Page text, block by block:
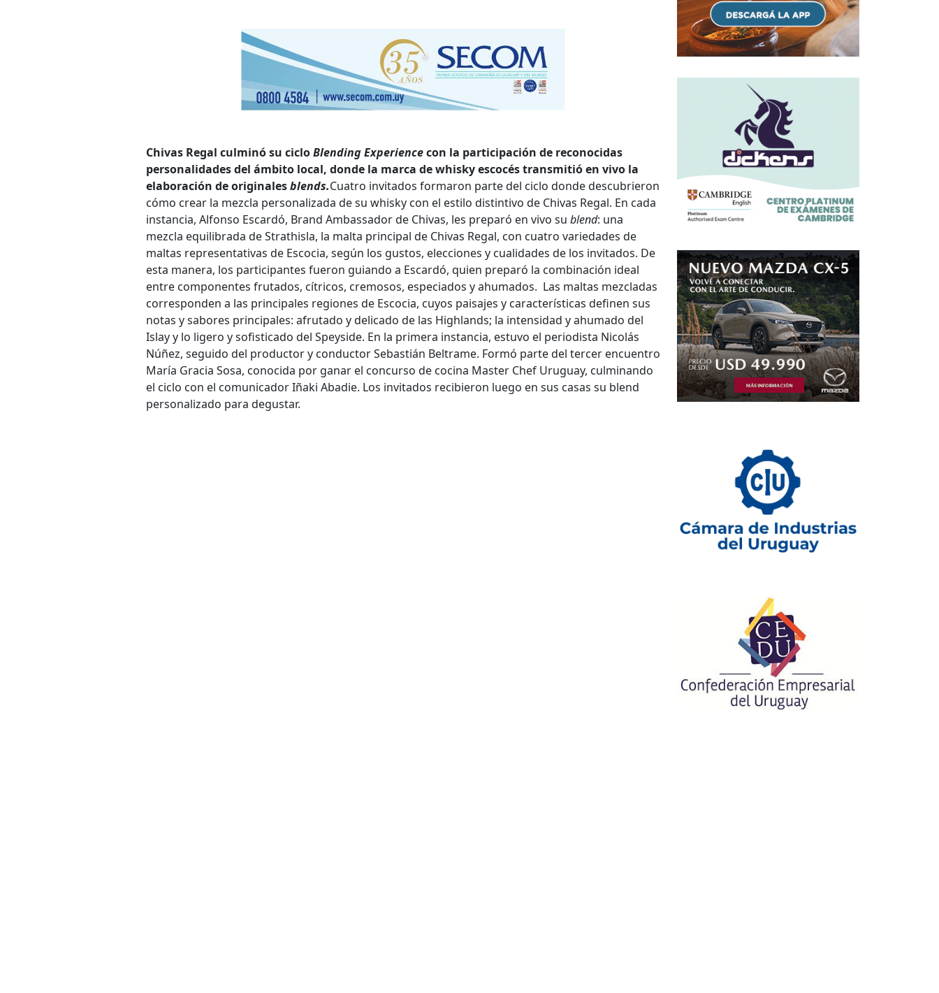
Chivas Regal culminó su cicloBlending Experiencecon la participación de reconocidas
personalidades del ámbito local, donde la marca de whisky escocés transmitió en vivo la
elaboración de originalesblends.Cuatro invitados formaron parte del ciclo donde descubrieron
cómo crear la mezcla personalizada de su whisky con el estilo distintivo de Chivas Regal. En cada
instancia, Alfonso Escardó, Brand Ambassador de Chivas, les preparó en vivo su blend: una
mezcla equilibrada de Strathisla, la malta principal de Chivas Regal, con cuatro variedades de
maltas representativas de Escocia, según los gustos, elecciones y cualidades de los invitados. De
esta manera, los participantes fueron guiando a Escardó, quien preparó la combinación ideal
entre componentes frutados, cítricos, cremosos, especiados y ahumados. Las maltas mezcladas
corresponden a las principales regiones de Escocia, cuyos paisajes y características definen sus
notas y sabores principales: afrutado y delicado de las Highlands; la intensidad y ahumado del
Islay y lo ligero y sofisticado del Speyside. En la primera instancia, estuvo el periodista Nicolás
Núñez, seguido del productor y conductor Sebastián Beltrame. Formó parte del tercer encuentro
María Gracia Sosa, conocida por ganar el concurso de cocina Master Chef Uruguay, culminando
el ciclo con el comunicador Iñaki Abadie. Los invitados recibieron luego en sus casas su blend
personalizado para degustar.